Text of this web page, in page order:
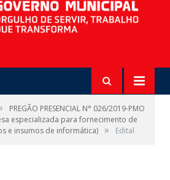
PREGÃO PRESENCIAL N° 026/2019-PMO
especializada para fornecimento de
e insumos de informática) » Edital